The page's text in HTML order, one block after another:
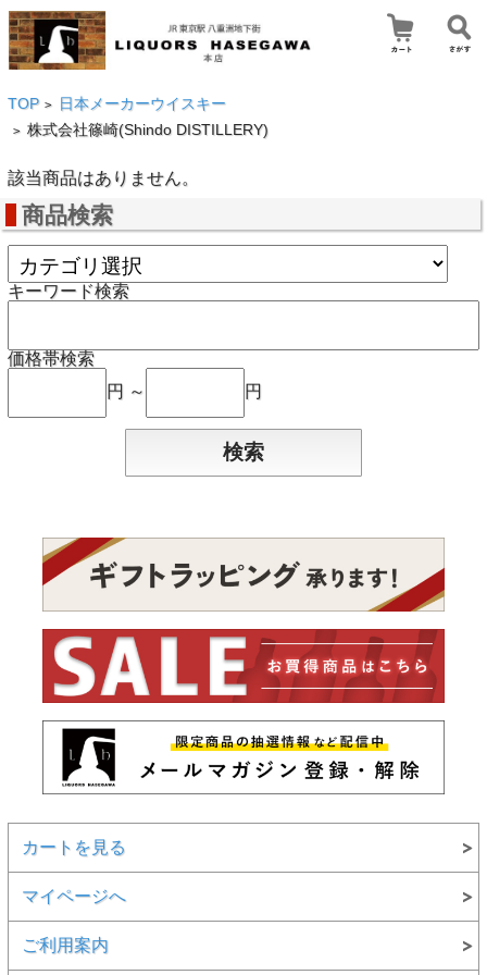
TOP > 日本メーカーウイスキー
> 株式会社篠崎(Shindo DISTILLERY)
該当商品はありません。
商品検索
キーワード検索
価格帯検索
円 ～
円
カートを見る
マイページへ
ご利用案内